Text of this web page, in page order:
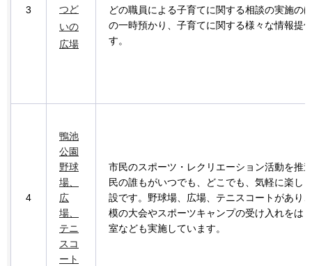
3
つど
いの
広場
どの職員による子育てに関する相談の実施の
の一時預かり、子育てに関する様々な情報提
す。
4
鴨池
公園
野球
場、
広
場、
テニ
スコ
ート
市民のスポーツ・レクリエーション活動を推
民の誰もがいつでも、どこでも、気軽に楽し
設です。野球場、広場、テニスコートがあり
模の大会やスポーツキャンプの受け入れをは
室なども実施しています。